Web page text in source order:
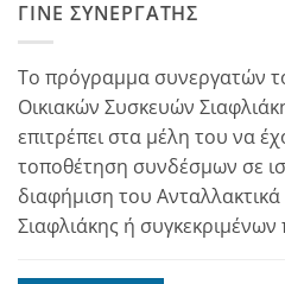
ΓΊΝΕ ΣΥΝΕΡΓΆΤΗΣ
Το πρόγραμμα συνεργατών
Οικιακών Συσκευών
επιτρέπει στα μέλη του να
τοποθέτηση συνδέσμων σε
διαφήμιση του
Σιαφλιάκης ή